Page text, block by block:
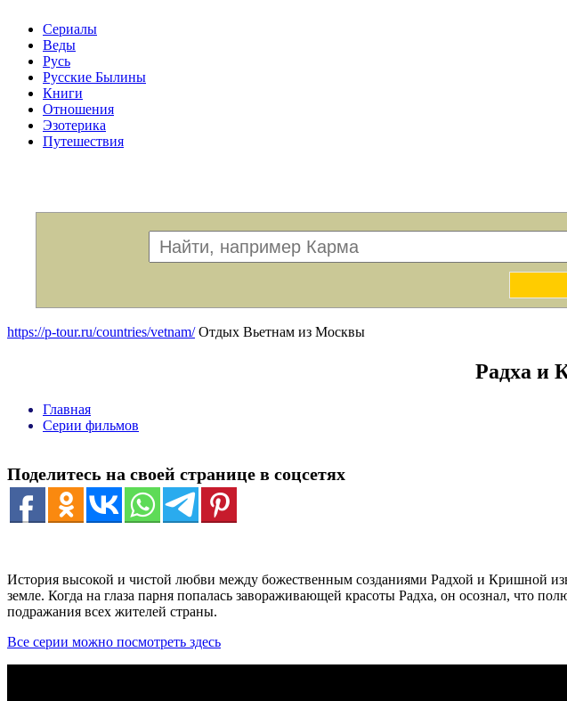
Сериалы
Веды
Русь
Русские Былины
Книги
Отношения
Эзотерика
Путешествия
https://p-tour.ru/countries/vetnam/Отдых Вьетнам из Москвы
Радха и
Главная
Серии фильмов
Поделитесь на своей странице в соцсетях
История высокой и чистой любви между божественным созданиями Радхой и Кришной
земле. Когда на глаза парня попалась завораживающей красоты Радха, он осознал, что
подражания всех жителей страны.
Все серии можно посмотреть здесь